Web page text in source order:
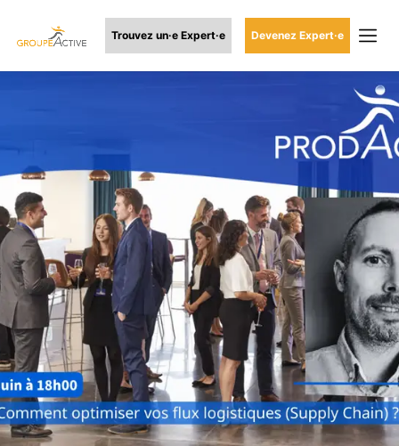
Trouvez un·e Expert·e Devenez Expert·e